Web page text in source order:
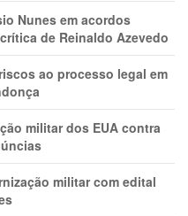
Nunes em acordos
de Reinaldo Azevedo
ao processo legal em
militar dos EUA contra
militar com edital